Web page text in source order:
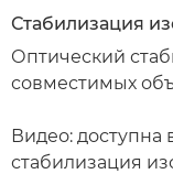
Стабилизация
Оптический
совместимых
Видео: доступна
стабилизация